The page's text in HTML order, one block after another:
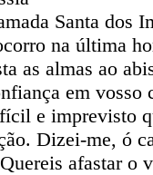
Santa dos
na última
as almas ao
em vosso
e imprevisto
Dizei-me, ó
afastar o